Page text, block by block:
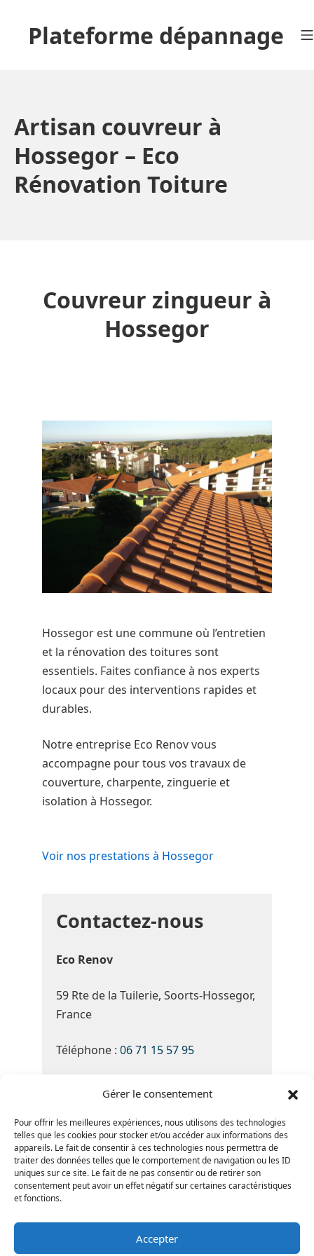
Gérer le consentement
Pour offrir les meilleures expériences, nous utilisons des technologies
telles que les cookies pour stocker et/ou accéder aux informations des
appareils. Le fait de consentir à ces technologies nous permettra de
traiter des données telles que le comportement de navigation ou les ID
uniques sur ce site. Le fait de ne pas consentir ou de retirer son
consentement peut avoir un effet négatif sur certaines caractéristiques
et fonctions.
Accepter
contenuPlateforme dépannage
Artisan couvreur à
Hossegor – Eco
Rénovation Toiture
Couvreur zingueur à
Hossegor
Hossegor est une commune où l’entretien
et la rénovation des toitures sont
essentiels. Faites confiance à nos experts
locaux pour des interventions rapides et
durables.
Notre entreprise Eco Renov vous
accompagne pour tous vos travaux de
couverture, charpente, zinguerie et
isolation à Hossegor.
Voir nos prestations à Hossegor
Contactez-nous
Eco Renov
59 Rte de la Tuilerie, Soorts-Hossegor,
France
Téléphone : 06 71 15 57 95
Du Lundi au Samedi de 8h30 à 19h30
Note Google :4.8 ★★★★★(basé sur
34 avis)